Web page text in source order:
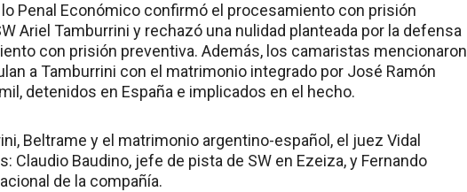
lo Penal Económico confirmó el procesamiento con prisión
Ariel Tamburrini y rechazó una nulidad planteada por la defensa
con prisión preventiva. Además, los camaristas mencionaron
a Tamburrini con el matrimonio integrado por José Ramón
detenidos en España e implicados en el hecho.
Beltrame y el matrimonio argentino-español, el juez Vidal
Claudio Baudino, jefe de pista de SW en Ezeiza, y Fernando
de la compañía.